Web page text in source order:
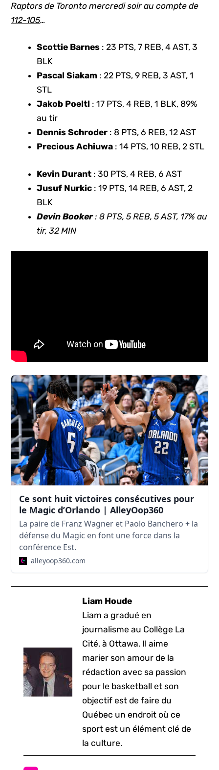
Raptors de Toronto mercredi soir au compte de
112-105…
Scottie Barnes : 23 PTS, 7 REB, 4 AST, 3
BLK
Pascal Siakam : 22 PTS, 9 REB, 3 AST, 1
STL
Jakob Poeltl : 17 PTS, 4 REB, 1 BLK, 89%
au tir
Dennis Schroder : 8 PTS, 6 REB, 12 AST
Precious Achiuwa : 14 PTS, 10 REB, 2 STL
Kevin Durant : 30 PTS, 4 REB, 6 AST
Jusuf Nurkic : 19 PTS, 14 REB, 6 AST, 2
BLK
Devin Booker: 8 PTS, 5 REB, 5 AST, 17% au
tir, 32 MIN
Ce sont huit victoires consécutives pour
le Magic d’Orlando | AlleyOop360
La paire de Franz Wagner et Paolo Banchero + la
défense du Magic en font une force dans la
conférence Est.
alleyoop360.com
Liam Houde
Liam a gradué en
journalisme au Collège La
Cité, à Ottawa. Il aime
marier son amour de la
rédaction avec sa passion
pour le basketball et son
objectif est de faire du
Québec un endroit où ce
sport est un élément clé de
la culture.